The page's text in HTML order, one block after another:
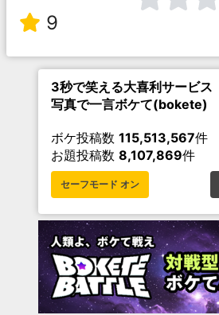
9
3秒で笑える大喜利サービス
写真で一言ボケて(bokete)
ボケ投稿数 115,513,567件
お題投稿数 8,107,869件
セーフモード オン